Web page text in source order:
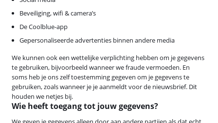
Beveiliging, wifi & camera’s
De Coolblue-app
Gepersonaliseerde advertenties binnen andere media
We kunnen ook een wettelijke verplichting hebben om je gegevens
te gebruiken, bijvoorbeeld wanneer we fraude vermoeden. En
soms heb je ons zelf toestemming gegeven om je gegevens te
gebruiken, zoals wanneer je je aanmeldt voor de nieuwsbrief. Dit
houden we netjes bij.
Wie heeft toegang tot jouw gegevens?